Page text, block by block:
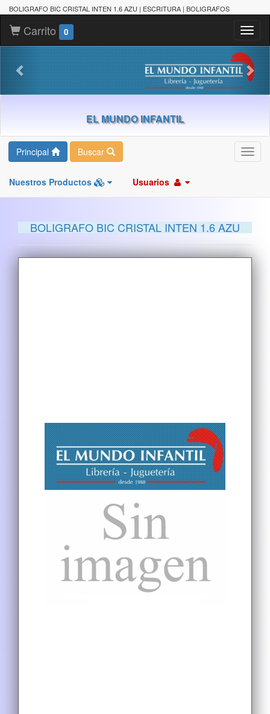
BOLIGRAFO BIC CRISTAL INTEN 1.6 AZU | ESCRITURA | BOLIGRAFOS
Carrito 0
EL MUNDO INFANTIL
Principal Buscar
Nuestros Productos Usuarios
BOLIGRAFO BIC CRISTAL INTEN 1.6 AZU